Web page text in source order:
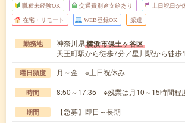
職種未経験OK 交通費別途支給あり 土日祝日が
在宅・リモート WEB登録OK 派遣
勤務地 神奈川県横浜市保土ヶ谷区
天王町駅から徒歩7分／星川駅から徒歩
曜日頻度 月～金 ※土日祝休み
時間 8:50～17:35 ※残業は月10～15時間程
期間 【急募】即日～長期